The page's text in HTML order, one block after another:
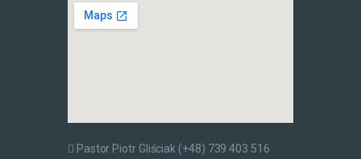
Pastor Piotr Gliściak (+48) 739 403 516